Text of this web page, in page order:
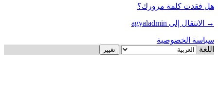
هل فقدت كلمة مرورك؟
→ الانتقال إلى agyaladmin
سياسة الخصوصية
اللغة